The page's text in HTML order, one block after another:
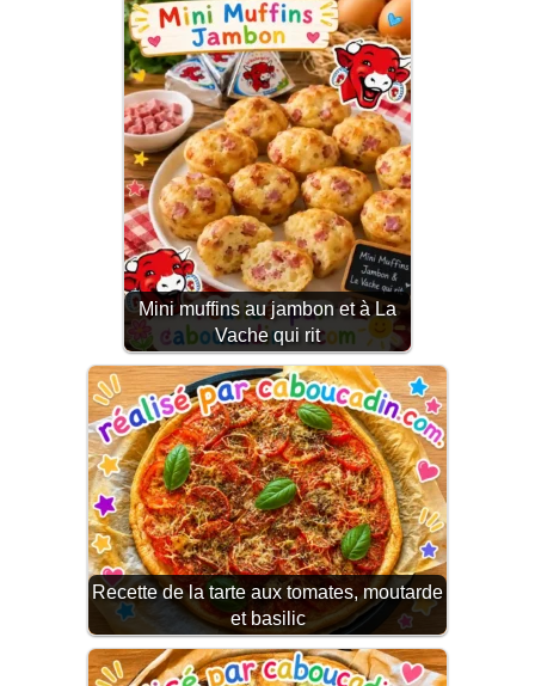
Mini muffins au jambon et à La
Vache qui rit
Recette de la tarte aux tomates, moutarde
et basilic